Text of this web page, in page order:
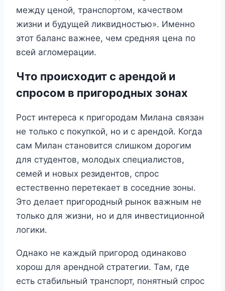
между ценой, транспортом, качеством
жизни и будущей ликвидностью». Именно
этот баланс важнее, чем средняя цена по
всей агломерации.
Что происходит с арендой и
спросом в пригородных зонах
Рост интереса к пригородам Милана связан
не только с покупкой, но и с арендой. Когда
сам Милан становится слишком дорогим
для студентов, молодых специалистов,
семей и новых резидентов, спрос
естественно перетекает в соседние зоны.
Это делает пригородный рынок важным не
только для жизни, но и для инвестиционной
логики.
Однако не каждый пригород одинаково
хорош для арендной стратегии. Там, где
есть стабильный транспорт, понятный спрос